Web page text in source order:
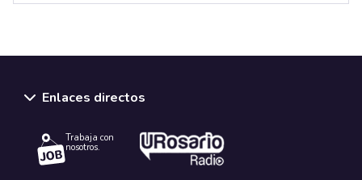
Enlaces directos
Trabaja con
nosotros.